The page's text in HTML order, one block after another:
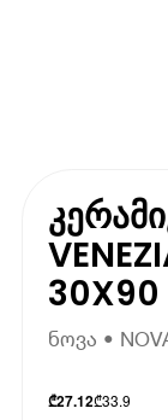
30X90
ნოვა •
₾27.12₾33.9